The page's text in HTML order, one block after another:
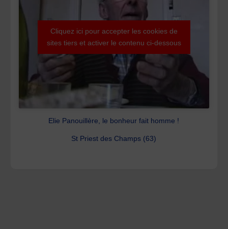
Cliquez ici pour accepter les cookies de
sites tiers et activer le contenu ci-dessous
Elie Panouillère, le bonheur fait homme !
St Priest des Champs (63)